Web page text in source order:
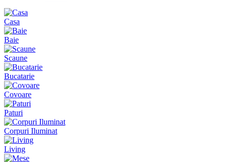
Casa
Baie
Scaune
Bucatarie
Covoare
Paturi
Corpuri Iluminat
Living